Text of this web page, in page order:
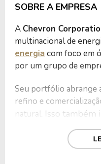
SOBRE A EMPRESA
A Chevron
multinacional de
energia com foco em
por um grupo de
Seu portfólio abrange
refino e
natural. Isso também
lubrificantes,
energia renovável,